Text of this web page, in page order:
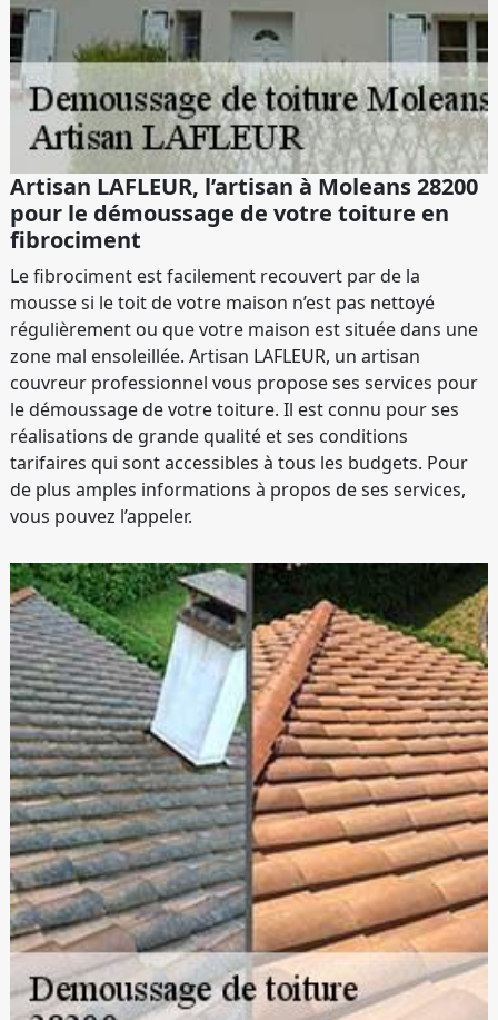
Artisan LAFLEUR, l’artisan à Moleans 28200
pour le démoussage de votre toiture en
fibrociment
Le fibrociment est facilement recouvert par de la
mousse si le toit de votre maison n’est pas nettoyé
régulièrement ou que votre maison est située dans une
zone mal ensoleillée. Artisan LAFLEUR, un artisan
couvreur professionnel vous propose ses services pour
le démoussage de votre toiture. Il est connu pour ses
réalisations de grande qualité et ses conditions
tarifaires qui sont accessibles à tous les budgets. Pour
de plus amples informations à propos de ses services,
vous pouvez l’appeler.